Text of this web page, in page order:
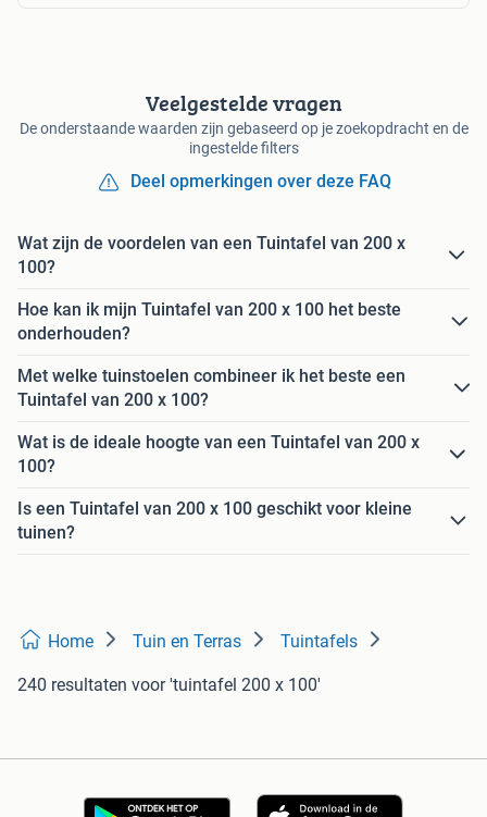
Veelgestelde vragen
De onderstaande waarden zijn gebaseerd op je zoekopdracht en de
ingestelde filters
Deel opmerkingen over deze FAQ
Wat zijn de voordelen van een Tuintafel van 200 x
100?
Hoe kan ik mijn Tuintafel van 200 x 100 het beste
onderhouden?
Met welke tuinstoelen combineer ik het beste een
Tuintafel van 200 x 100?
Wat is de ideale hoogte van een Tuintafel van 200 x
100?
Is een Tuintafel van 200 x 100 geschikt voor kleine
tuinen?
Home Tuin en Terras Tuintafels
240 resultaten voor 'tuintafel 200 x 100'